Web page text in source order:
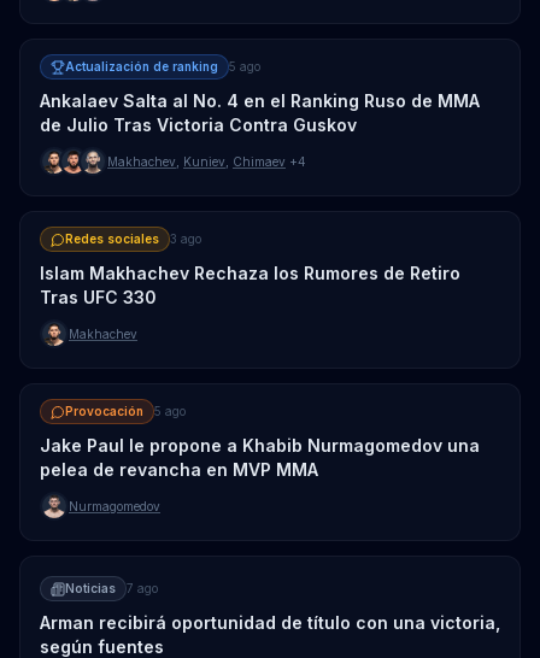
Actualización de ranking 5 ago
Ankalaev Salta al No. 4 en el Ranking Ruso de MMA
de Julio Tras Victoria Contra Guskov
Makhachev Kuniev Chimaev +4
Redes sociales 3 ago
Islam Makhachev Rechaza los Rumores de Retiro
Tras UFC 330
Makhachev
Provocación 5 ago
Jake Paul le propone a Khabib Nurmagomedov una
pelea de revancha en MVP MMA
Nurmagomedov
Noticias 7 ago
Arman recibirá oportunidad de título con una victoria,
según fuentes